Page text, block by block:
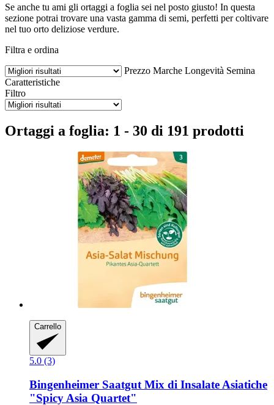
Se anche tu ami gli ortaggi a foglia sei nel posto giusto! In questa
sezione potrai trovare una vasta gamma di semi, perfetti per coltivare
nel tuo orto deliziose verdure.
Filtra e ordina
Prezzo Marche Longevità Semina
Caratteristiche
Filtro
Ortaggi a foglia: 1 - 30 di 191 prodotti
Carrello
5.0 (3)
Bingenheimer Saatgut Mix di Insalate Asiatiche
"Spicy Asia Quartet"